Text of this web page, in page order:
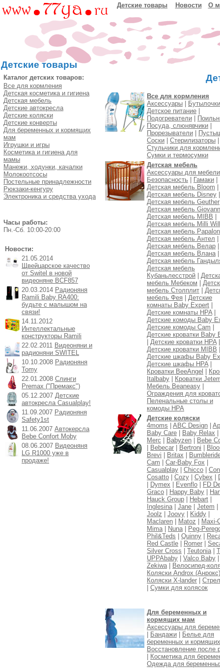
Детские товары
Детские товары Новости О
Каталог детских товаров:
Все для кормления
Детская косметика и гигиена
Детская мебель
Детские автокресла
Детские коляски
Детские конверты
Для беременных и кормящих
мам
Игрушки и игры
Косметика и гигиена для
мамы
Манежи, ходунки, качалки
Молокоотсосы
Постельные принадлежности
Рюкзаки-кенгуру
Электроника и средства ухода
Часы работы:
Пн.-Cб. 10:00-20:00
Новости:
21.05.2014
Щвейцарское качество
от Switel в новой
видеоняне BCF857
20.03.2014 Радионяня
Ramili Baby RA400:
будьте с малышом на
связи!
14.11.2012
Интеллектальные
конструкторы Ramili
22.02.2011 Видеоняни и
радионяни SWITEL
10.10.2008 Радионяня
Tomy
22.01.2008 Слинги
Premax ("Премакс")
05.12.2007 Детские
автокресла Casualplay!
11.09.2007 Радионяня
Safety1st
11.06.2007 Автокерсла
Bebe Confort Moby
08.06.2007 Видеоняня
LG R1000 уже в
продаже!
Все для кормления
Аксессуары
Бутылочки
Детское питание
Подогреватели
Посуда, слюнявчики
Прорезыватели
Соски
Стерилизаторы
Стульчики для
Сумки и термосумки
Детская мебель
Аксессуары для мебели
Безопасность
Гамаки
Детская мебель Bloom
Детская мебель Disney
Детская мебель Geuther
Детская мебель
Детская мебель MIBB
Детская мебель Milli
Детская мебель
Детская мебель Антел
Детская мебель Велар
Детская мебель Влана|
Детская мебель
Детская мебель
Кубаньлесстрой
мебель Мебеком
мебель Столплит
мебель Фея
Детские
комнаты Baby Expert
Детские комнаты HPA|
Детские комоды Baby
Детские комоды Cam
Детские кроватки Baby
Детские кроватки HPA|
Детские кроватки MIBB
Детские шкафы Baby
Детские шкафы HPA|
Кроватки BeeAngel
Italbaby
Кроватки
Мебель Beaneasy
Ограждения для
Пеленальные столы и
комоды HPA
Детские коляски
4moms
ABC Design
Baby Care
Baby Relax
Merc
Babyzen
Bebe
Bebecar Bertroni
Brevi
Britax
Cam
Car-Baby Fox
Casualplay
Chicco
Cosatto
Cozy Cybex
Dymex Evenflo
FD
Graco
Happy Baby
Hauck Group
Hebart
Inglesina| Jane Jetem
Joolz
Joovy Kiddy
Maclaren
Matoz
Maxi-
Mima| Nuna|
Peg-
Phil&Teds
Quinny
Red Castle
Romer
Silver Cross
Teutonia|
UPPAbaby
Valco Baby
Zekiwa|
Велосипед-
Коляски Androx (Анрокс)
Коляски X-lander
Сумки для колясок
Для беременных и
кормящих мам
Аксессуары для
Бандажи
Белье для
беременных и кормящих
Восстановление после
Косметика для
Одежда для